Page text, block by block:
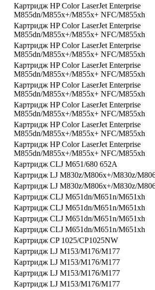
Картридж HP Color LaserJet Enterprise
M855dn/M855x+/M855x+ NFC/M855xh
Картридж HP Color LaserJet Enterprise
M855dn/M855x+/M855x+ NFC/M855xh
Картридж HP Color LaserJet Enterprise
M855dn/M855x+/M855x+ NFC/M855xh
Картридж HP Color LaserJet Enterprise
M855dn/M855x+/M855x+ NFC/M855xh
Картридж HP Color LaserJet Enterprise
M855dn/M855x+/M855x+ NFC/M855xh
Картридж HP Color LaserJet Enterprise
M855dn/M855x+/M855x+ NFC/M855xh
Картридж HP Color LaserJet Enterprise
M855dn/M855x+/M855x+ NFC/M855xh
Картридж HP Color LaserJet Enterprise
M855dn/M855x+/M855x+ NFC/M855xh
Картридж CLJ M651/680 652A
Картридж LJ M830z/M806x+/M830z/
Картридж LJ M830z/M806x+/M830z/
Картридж CLJ M651dn/M651n/M651xh
Картридж CLJ M651dn/M651n/M651xh
Картридж CLJ M651dn/M651n/M651xh
Картридж CLJ M651dn/M651n/M651xh
Картридж CP 1025/CP1025NW
Картридж LJ M153/M176/M177
Картридж LJ M153/M176/M177
Картридж LJ M153/M176/M177
Картридж LJ M153/M176/M177